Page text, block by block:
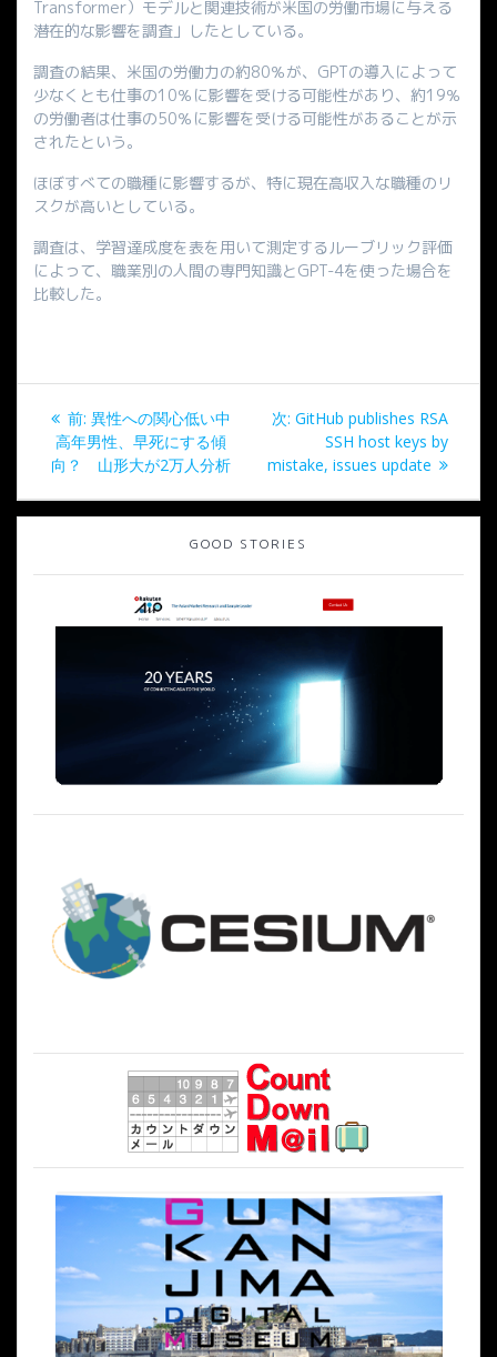
Transformer）モデルと関連技術が米国の労働市場に与える
潜在的な影響を調査」したとしている。
調査の結果、米国の労働力の約80％が、GPTの導入によって
少なくとも仕事の10％に影響を受ける可能性があり、約19％
の労働者は仕事の50％に影響を受ける可能性があることが示
されたという。
ほぼすべての職種に影響するが、特に現在高収入な職種のリ
スクが高いとしている。
調査は、学習達成度を表を用いて測定するルーブリック評価
によって、職業別の人間の専門知識とGPT-4を使った場合を
比較した。
投
稿
ナ
ゲ
前: 過
去
の
異性への関心低い中
高年男性、早死にする傾
向？ 山形大が2万人分析
次: 次
投
GitHub publishes RSA
SSH host keys by
mistake, issues update
GOOD STORIES